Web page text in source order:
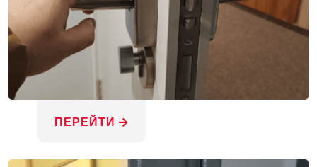
ПЕРЕЙТИ